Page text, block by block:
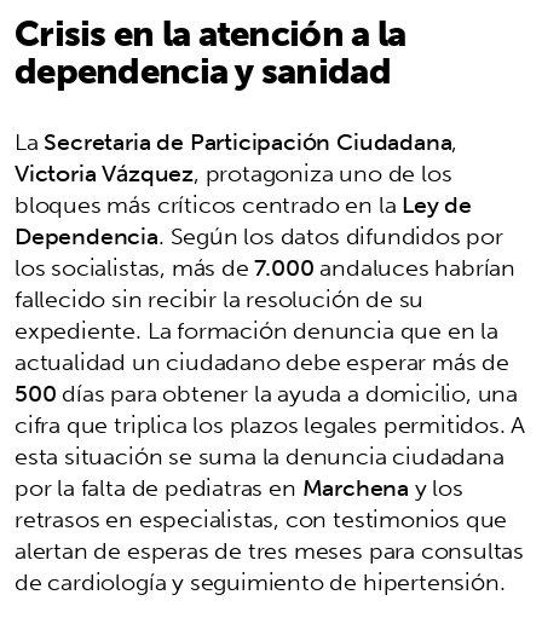
Crisis en la atención a la
dependencia y sanidad
LaSecretaria de Participación Ciudadana,
Victoria Vázquez, protagoniza uno de los
bloques más críticos centrado en laLey de
Dependencia. Según los datos difundidos por
los socialistas, más de7.000andaluces habrían
fallecido sin recibir la resolución de su
expediente. La formación denuncia que en la
actualidad un ciudadano debe esperar más de
500días para obtener la ayuda a domicilio, una
cifra que triplica los plazos legales permitidos. A
esta situación se suma la denuncia ciudadana
por la falta de pediatras en Marchenay los
retrasos en especialistas, con testimonios que
alertan de esperas de tres meses para consultas
de cardiología y seguimiento de hipertensión.